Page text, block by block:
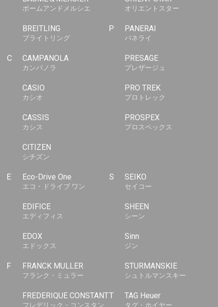
ボームアンドメルシエ
BREITLING
ブライトリング
C CAMPANOLA
カンパノラ
CASIO
カシオ
CASSIS
カシス
CITIZEN
シチズン
E Eco-Drive One
エコ・ドライブ ワン
EDIFICE
エディフィス
EDOX
エドックス
F FRANCK MULLER
フランク・ミュラー
FREDERIQUE CONSTANT
フレデリック・コンスタン
オリエントスター
P PANERAI
パネライ
PRESAGE
プレザージュ
PRO TREK
プロトレック
PROSPEX
プロスペックス
S SEIKO
セイコー
SHEEN
シーン
Sinn
ジン
STURMANSKIE
シュトルマンスキー
T TAG Heuer
タグ・ホイヤー